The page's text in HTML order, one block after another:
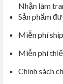
Nhận làm
Sản phẩm
Miễn phí
Miễn phí
Chính sách